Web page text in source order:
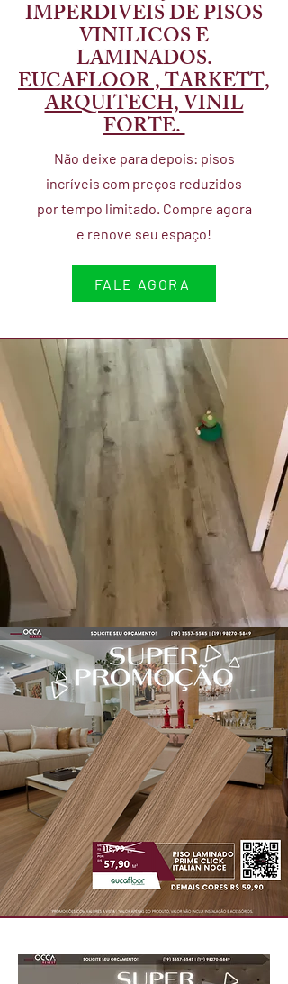
IMPERDIVEIS DE PISOS
VINILICOS E
LAMINADOS.
EUCAFLOOR , TARKETT,
ARQUITECH, VINIL
FORTE.
Não deixe para depois: pisos
incríveis com preços reduzidos
por tempo limitado. Compre agora
e renove seu espaço!
FALE AGORA